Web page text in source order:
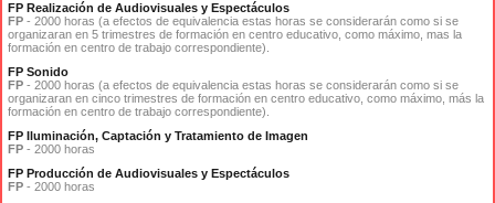
FP Realización de Audiovisuales y Espectáculos
FP - 2000 horas (a efectos de equivalencia estas horas se considerarán como si se
organizaran en 5 trimestres de formación en centro educativo, como máximo, mas la
formación en centro de trabajo correspondiente).
FP Sonido
FP - 2000 horas (a efectos de equivalencia estas horas se considerarán como si se
organizaran en cinco trimestres de formación en centro educativo, como máximo, más la
formación en centro de trabajo correspondiente).
FP Iluminación, Captación y Tratamiento de Imagen
FP - 2000 horas
FP Producción de Audiovisuales y Espectáculos
FP - 2000 horas